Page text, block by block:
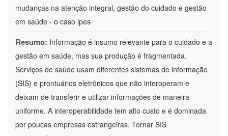
mudanças na atenção integral, gestão do cuidado e gestão
em saúde - o caso ipes
Resumo: Informação é insumo relevante para o cuidado e a
gestão em saúde, mas sua produção é fragmentada.
Serviços de saúde usam diferentes sistemas de informação
(SIS) e prontuários eletrônicos que não interoperam e
deixam de transferir e utilizar informações de maneira
uniforme. A interoperabilidade tem alto custo e é dominada
por poucas empresas estrangeiras. Tornar SIS